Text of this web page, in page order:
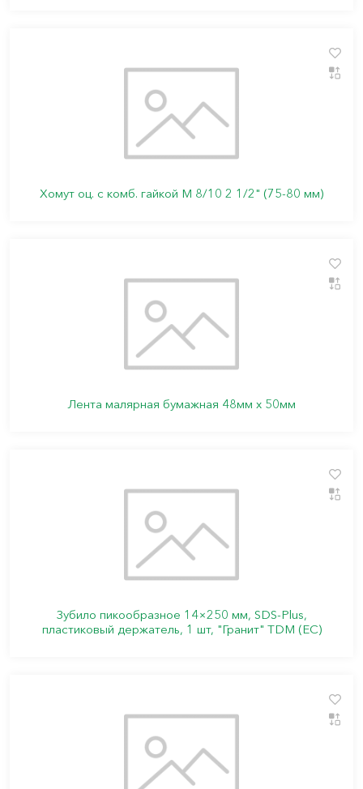
Хомут оц. с комб. гайкой М 8/10 2 1/2" (75-80 мм)
Лента малярная бумажная 48мм х 50мм
Зубило пикообразное 14×250 мм, SDS-Plus,
пластиковый держатель, 1 шт, "Гранит" TDM (ЕС)